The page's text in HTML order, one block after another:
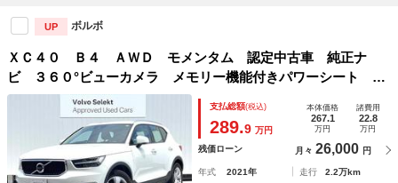
UP ボルボ
ＸＣ４０ Ｂ４ ＡＷＤ モメンタム 認定中古車 純正ナ
ビ ３６０°ビューカメラ メモリー機能付きパワーシート シ
ートヒーター パワーテールゲート Ｂｌｕｅｔｏｏｔｈ 禁
煙車 ＢＬＩＳ ＥＴＣ 純正１８インチアルミホイール
支払総額(税込)
289.9 万円
本体価格
267.1
万円
諸費用
22.8
万円
残価ローン 月々 26,000 円
年式 2021年 走行
2.2万km